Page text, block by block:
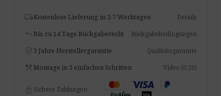
local_shippingKostenlose Lieferung in 2-7 Werktagen Details
reply Bis zu 14 Tage Rückgaberecht Rückgabebedingungen
verified_user 3 Jahre Herstellergarantie Qualitätsgarantie
construction Montage in 3 einfachen Schritten Video (0:20)
lock Sichere Zahlungen